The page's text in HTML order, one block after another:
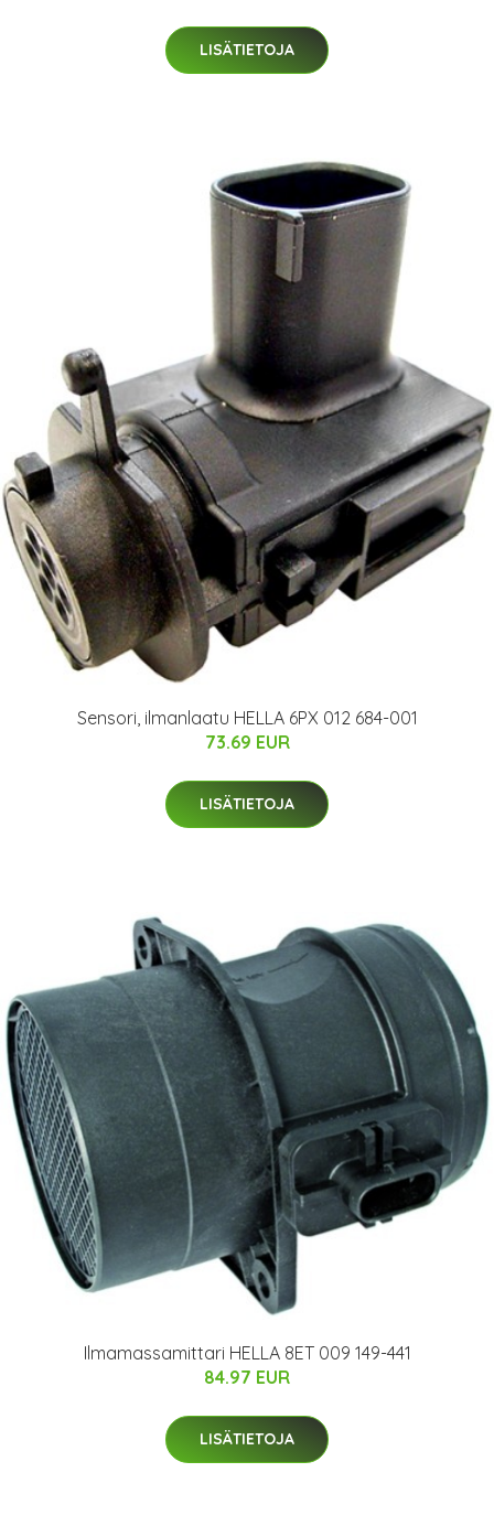
LISÄTIETOJA
Sensori, ilmanlaatu HELLA 6PX 012 684-001
73.69 EUR
LISÄTIETOJA
Ilmamassamittari HELLA 8ET 009 149-441
84.97 EUR
LISÄTIETOJA